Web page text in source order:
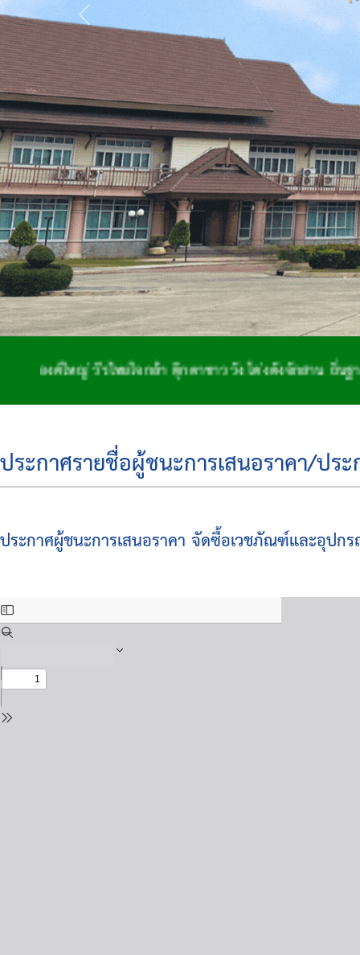
Previous
ใหญ่ วีรไทยใจกล้า ตุ๊กตาชาววัง โด่งดังจักสาน ถิ่นฐานทำกล
ประกาศรายชื่อผู้ชนะการเสนอราคา/ปร
ประกาศผู้ชนะการเสนอราคา จัดซื้อเวชภัณฑ์และอุปก